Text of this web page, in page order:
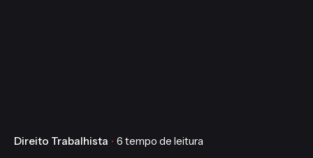
Direito Trabalhista 6 tempo de leitura